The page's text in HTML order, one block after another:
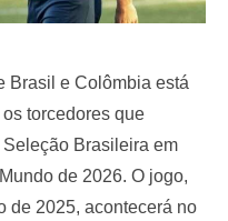
Brasil e Colômbia está
torcedores que
Brasileira em
de 2026. O jogo,
de 2025, acontecerá no